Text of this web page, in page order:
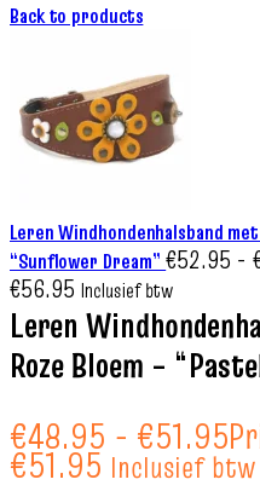
Back to products
Leren Windhondenhalsband
“Sunflower Dream”€52.95 -
€56.95 Inclusief btw
Leren
Roze Bloem –
€48.95 - €51.95
€51.95 Inclusief btw